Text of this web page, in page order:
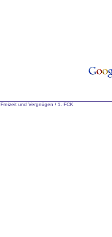
Freizeit und Vergnügen / 1. FCK